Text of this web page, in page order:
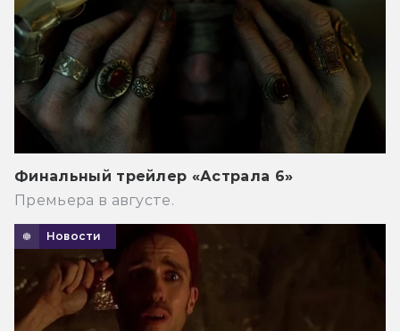
Финальный трейлер «Астрала 6»
Премьера в августе.
Новости